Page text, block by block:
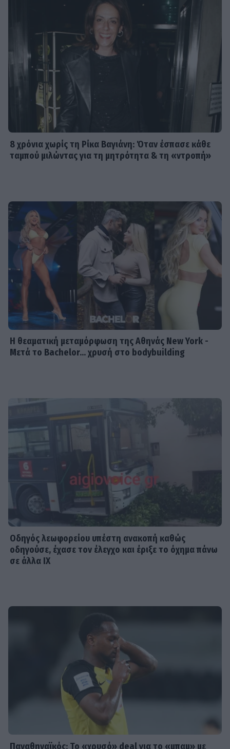
8 χρόνια χωρίς τη Ρίκα Βαγιάνη: Όταν έσπασε κάθε
ταμπού μιλώντας για τη μητρότητα & τη «ντροπή»
Η θεαματική μεταμόρφωση της Αθηνάς New York -
Μετά το Bachelor... χρυσή στο bodybuilding
Οδηγός λεωφορείου υπέστη ανακοπή καθώς
οδηγούσε, έχασε τον έλεγχο και έριξε το όχημα πάνω
σε άλλα ΙΧ
Παναθηναϊκός: Το «χρυσό» deal για το «μπαμ» με